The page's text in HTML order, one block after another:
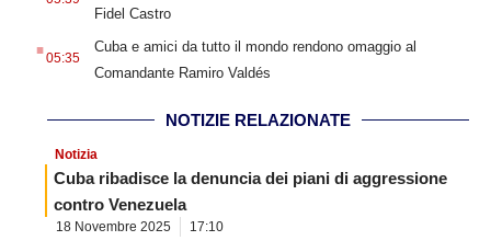
Fidel Castro
.05:35
Cuba e amici da tutto il mondo rendono omaggio al
Comandante Ramiro Valdés
NOTIZIE RELAZIONATE
Notizia
Cuba ribadisce la denuncia dei piani di aggressione
contro Venezuela
18 Novembre 2025 17:10